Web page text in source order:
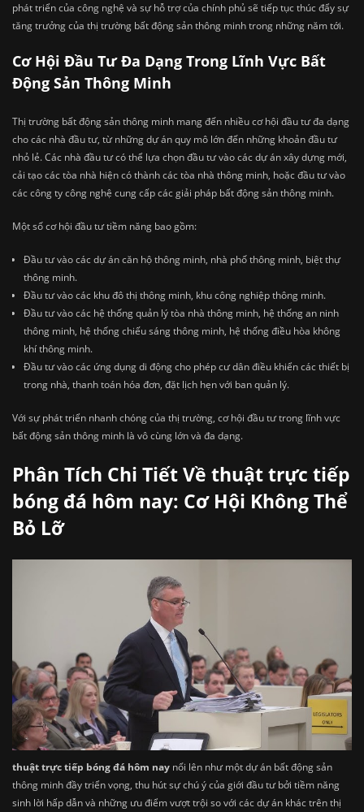
phát triển của công nghệ và sự hỗ trợ của chính phủ sẽ tiếp tục thúc đẩy sự
tăng trưởng của thị trường bất động sản thông minh trong những năm tới.
Cơ Hội Đầu Tư Đa Dạng Trong Lĩnh Vực Bất
Động Sản Thông Minh
Thị trường bất động sản thông minh mang đến nhiều cơ hội đầu tư đa dạng
cho các nhà đầu tư, từ những dự án quy mô lớn đến những khoản đầu tư
nhỏ lẻ. Các nhà đầu tư có thể lựa chọn đầu tư vào các dự án xây dựng mới,
cải tạo các tòa nhà hiện có thành các tòa nhà thông minh, hoặc đầu tư vào
các công ty công nghệ cung cấp các giải pháp bất động sản thông minh.
Một số cơ hội đầu tư tiềm năng bao gồm:
Đầu tư vào các dự án căn hộ thông minh, nhà phố thông minh, biệt thự
thông minh.
Đầu tư vào các khu đô thị thông minh, khu công nghiệp thông minh.
Đầu tư vào các hệ thống quản lý tòa nhà thông minh, hệ thống an ninh
thông minh, hệ thống chiếu sáng thông minh, hệ thống điều hòa không
khí thông minh.
Đầu tư vào các ứng dụng di động cho phép cư dân điều khiển các thiết bị
trong nhà, thanh toán hóa đơn, đặt lịch hẹn với ban quản lý.
Với sự phát triển nhanh chóng của thị trường, cơ hội đầu tư trong lĩnh vực
bất động sản thông minh là vô cùng lớn và đa dạng.
Phân Tích Chi Tiết Về thuật trực tiếp
bóng đá hôm nay: Cơ Hội Không Thể
Bỏ Lỡ
thuật trực tiếp bóng đá hôm nay nổi lên như một dự án bất động sản
thông minh đầy triển vọng, thu hút sự chú ý của giới đầu tư bởi tiềm năng
sinh lời hấp dẫn và những ưu điểm vượt trội so với các dự án khác trên thị